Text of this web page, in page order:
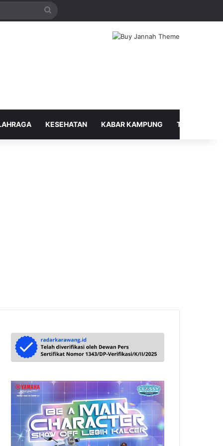
Search
KESEHATAN KABAR KAMPUNG TELUSUR